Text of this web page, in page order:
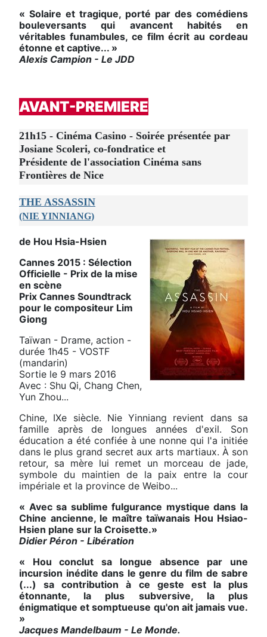
« Solaire et tragique, porté par des comédiens
bouleversants qui avancent habités en
véritables funambules, ce film écrit au cordeau
étonne et captive... »
Alexis Campion - Le JDD
AVANT-PREMIERE
21h15 - Cinéma Casino - Soirée présentée par
Josiane Scoleri, co-fondratice et
Présidente de l'association Cinéma sans
Frontières de Nice
THE ASSASSIN
(NIE YINNIANG)
de Hou Hsia-Hsien
Cannes 2015 : Sélection
Officielle - Prix de la mise
en scène
Prix Cannes Soundtrack
pour le compositeur Lim
Giong
Taïwan - Drame, action -
durée 1h45 - VOSTF
(mandarin)
Sortie le 9 mars 2016
Avec : Shu Qi, Chang Chen,
Yun Zhou...
Chine, IXe siècle. Nie Yinniang revient dans sa
famille après de longues années d'exil. Son
éducation a été confiée à une nonne qui l'a initiée
dans le plus grand secret aux arts martiaux. À son
retour, sa mère lui remet un morceau de jade,
symbole du maintien de la paix entre la cour
impériale et la province de Weibo...
« Avec sa sublime fulgurance mystique dans la
Chine ancienne, le maître taïwanais Hou Hsiao-
Hsien plane sur la Croisette.»
Didier Péron - Libération
« Hou conclut sa longue absence par une
incursion inédite dans le genre du film de sabre
(...) sa contribution à ce geste est la plus
étonnante, la plus subversive, la plus
énigmatique et somptueuse qu'on ait jamais vue.
»
Jacques Mandelbaum - Le Monde.